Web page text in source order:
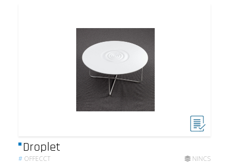
Droplet
# OFFECCT NINCS